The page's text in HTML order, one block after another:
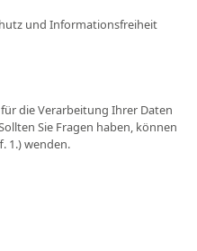
und Informationsfreiheit
die Verarbeitung Ihrer Daten
Sie Fragen haben, können
1.) wenden.